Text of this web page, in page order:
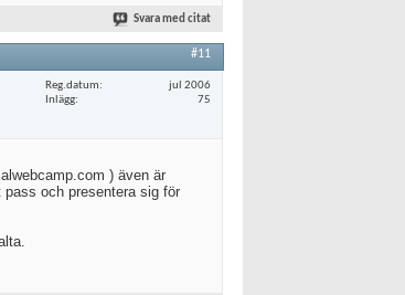
Svara med citat
#11
Reg.datum
jul 2006
Inlägg
75
) även är
och presentera sig för